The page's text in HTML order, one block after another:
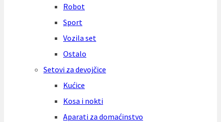
Robot
Sport
Vozila set
Ostalo
Setovi za devojčice
Kućice
Kosa i nokti
Aparati za domaćinstvo